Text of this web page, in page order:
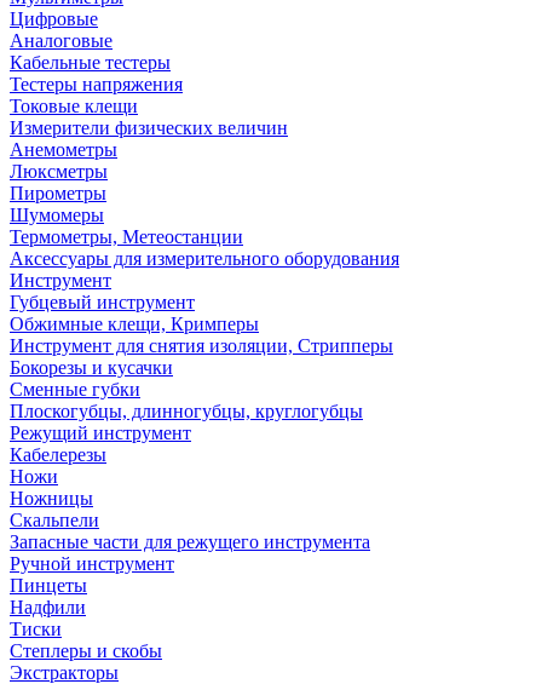
Цифровые
Аналоговые
Кабельные тестеры
Тестеры напряжения
Токовые клещи
Измерители физических величин
Анемометры
Люксметры
Пирометры
Шумомеры
Термометры, Метеостанции
Аксессуары для измерительного оборудования
Инструмент
Губцевый инструмент
Обжимные клещи, Кримперы
Инструмент для снятия изоляции, Стрипперы
Бокорезы и кусачки
Сменные губки
Плоскогубцы, длинногубцы, круглогубцы
Режущий инструмент
Кабелерезы
Ножи
Ножницы
Скальпели
Запасные части для режущего инструмента
Ручной инструмент
Пинцеты
Надфили
Тиски
Степлеры и скобы
Экстракторы